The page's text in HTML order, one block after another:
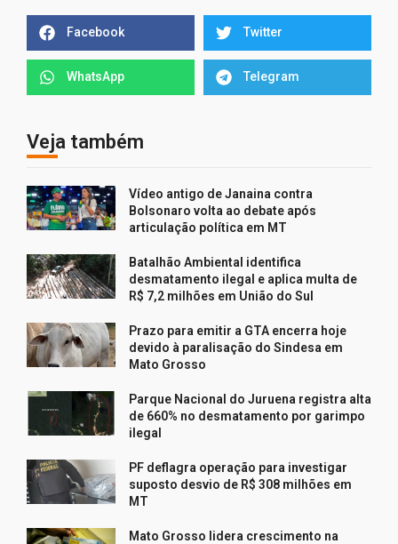
Facebook Twitter
WhatsApp Telegram
Veja também
Vídeo antigo de Janaina contra
Bolsonaro volta ao debate após
articulação política em MT
Batalhão Ambiental identifica
desmatamento ilegal e aplica multa de
R$ 7,2 milhões em União do Sul
Prazo para emitir a GTA encerra hoje
devido à paralisação do Sindesa em
Mato Grosso
Parque Nacional do Juruena registra alta
de 660% no desmatamento por garimpo
ilegal
PF deflagra operação para investigar
suposto desvio de R$ 308 milhões em
MT
Mato Grosso lidera crescimento na